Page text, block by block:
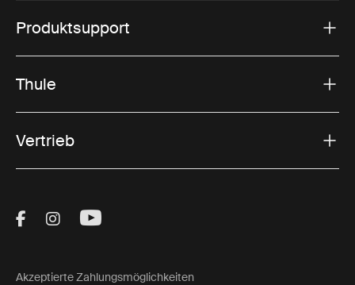
Produktsupport
Thule
Vertrieb
Visit Thule on Facebook (external link)
Visit Thule on Instagram (external link)
Visit Thule on Youtube (external
Akzeptierte Zahlungsmöglichkeiten